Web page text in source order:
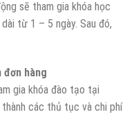
sẽ tham gia khóa học
từ 1 – 5 ngày. Sau đó,
hàng
gia khóa đào tạo tại
các thủ tục và chi phí